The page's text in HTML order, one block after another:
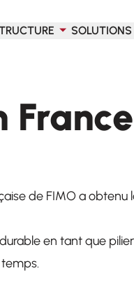
SOLUTIONS
France
de FIMO a obtenu
en tant que